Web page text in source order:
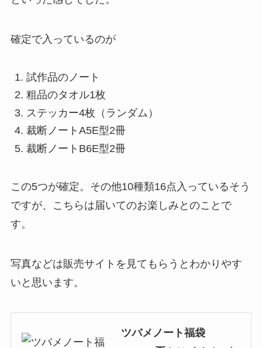
確定で入っているのが
試作品のノート
粗品のタオル1枚
ステッカー4枚（ランダム）
裁断ノートA5E型2冊
裁断ノートB6E型2冊
この5つが確定。その他10種類16点入っているそう
ですが、こちらは届いてのお楽しみとのことで
す。
写真などは販売サイトを見てもらうとわかりやす
いと思います。
ツバメノート福袋